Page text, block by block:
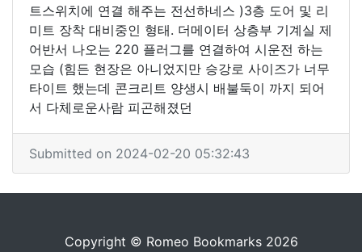
트스위치에 연결 해주는 전선하네스 )3층 도어 및 리
미트 장착 대비중인 형태. 더메이터 상층부 기계실 제
어반서 나오는 220 플러그를 연결하여 시운전 하는
모습 (힘든 현장은 아니었지만 승강로 사이즈가 너무
타이트 했는데 콘크리트 양생시 배불둑이 까지 되어
서 다체로운사람 피곤해졌던
Submitted on 2024-02-20 05:32:43
Copyright © Romeo Bookmarks 2026